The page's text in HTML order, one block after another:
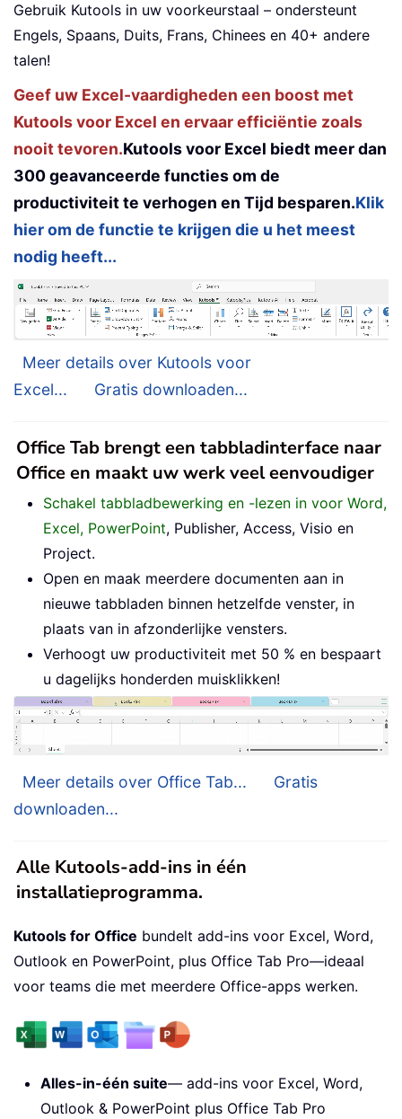
Gebruik Kutools in uw voorkeurstaal – ondersteunt
Engels, Spaans, Duits, Frans, Chinees en 40+ andere
talen!
Geef uw Excel-vaardigheden een boost met
Kutools voor Excel en ervaar efficiëntie zoals
nooit tevoren.Kutools voor Excel biedt meer dan
300 geavanceerde functies om de
productiviteit te verhogen en Tijd besparen.Klik
hier om de functie te krijgen die u het meest
nodig heeft...
Meer details over Kutools voor
Excel...
Gratis downloaden...
Office Tab brengt een tabbladinterface naar
Office en maakt uw werk veel eenvoudiger
Schakel tabbladbewerking en -lezen in voor Word,
Excel, PowerPoint, Publisher, Access, Visio en
Project.
Open en maak meerdere documenten aan in
nieuwe tabbladen binnen hetzelfde venster, in
plaats van in afzonderlijke vensters.
Verhoogt uw productiviteit met 50 % en bespaart
u dagelijks honderden muisklikken!
Meer details over Office Tab...
Gratis
downloaden...
Alle Kutools-add-ins in één
installatieprogramma.
Kutools for Office bundelt add-ins voor Excel, Word,
Outlook en PowerPoint, plus Office Tab Pro—ideaal
voor teams die met meerdere Office-apps werken.
Alles-in-één suite— add-ins voor Excel, Word,
Outlook & PowerPoint plus Office Tab Pro